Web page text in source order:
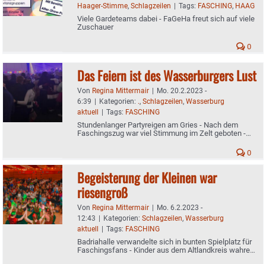
Haager-Stimme, Schlagzeilen | Tags: FASCHING, HAAG
Viele Gardeteams dabei - FaGeHa freut sich auf viele
Zuschauer
0
Das Feiern ist des Wasserburgers Lust
Von Regina Mittermair | Mo. 20.2.2023 -
6:39 | Kategorien: ., Schlagzeilen, Wasserburg
aktuell | Tags: FASCHING
Stundenlanger Partyreigen am Gries - Nach dem
Faschingszug war viel Stimmung im Zelt geboten -
0
Begeisterung der Kleinen war
riesengroß
Von Regina Mittermair | Mo. 6.2.2023 -
12:43 | Kategorien: Schlagzeilen, Wasserburg
aktuell | Tags: FASCHING
Badriahalle verwandelte sich in bunten Spielplatz für
Faschingsfans - Kinder aus dem Altlandkreis wahre